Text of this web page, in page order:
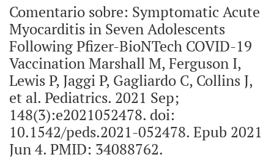
Comentario sobre: Symptomatic Acute
Myocarditis in Seven Adolescents
Following Pfizer-BioNTech COVID-19
Vaccination Marshall M, Ferguson I,
Lewis P, Jaggi P, Gagliardo C, Collins J,
et al. Pediatrics. 2021 Sep;
148(3):e2021052478. doi:
10.1542/peds.2021-052478. Epub 2021
Jun 4. PMID: 34088762.